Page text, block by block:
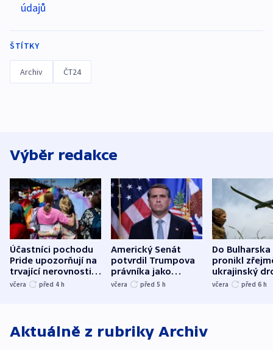
údajů
ŠTÍTKY
Archiv ČT24
Výběr redakce
Účastníci pochodu
Pride upozorňují na
trvající nerovnosti i
společenskou
včera před 4 h
Americký Senát
potvrdil Trumpova
právníka jako
ministra
včera před 5 h
Do Bulharska
pronikl
ukrajinský
explodoval
včera před 6 h
Aktuálně z rubriky Archiv